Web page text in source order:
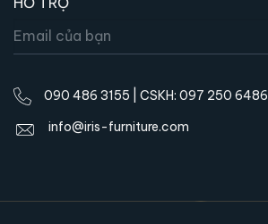
090 486 3155 | CSKH: 097 250 6486
info@iris-furniture.com